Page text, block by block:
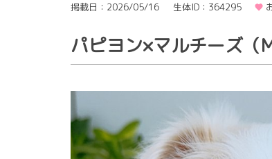
掲載日：2026/05/16 生体ID：364295
パピヨン×マルチーズ（